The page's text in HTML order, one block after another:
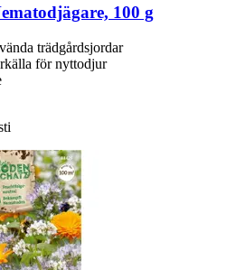
100 g
trädgårdsjordar
för nyttodjur